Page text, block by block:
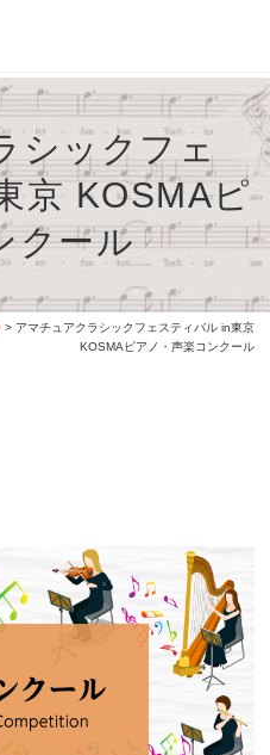
シックフェ
京 KOSMAピ
クール
> アマチュアクラシックフェスティバル in東京
KOSMAピアノ・声楽コンクール